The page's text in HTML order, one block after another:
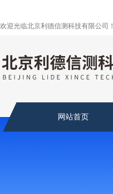
欢迎光临北京利德信测科技有限公司！
网站首页